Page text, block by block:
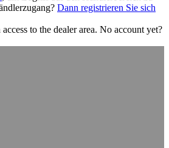
Dann registrieren Sie sich
access to the dealer area. No account yet?